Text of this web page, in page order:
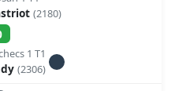
(2180)
1 T1
(2306)